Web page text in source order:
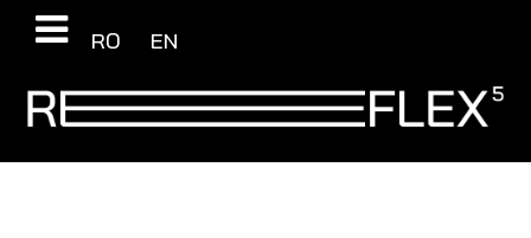
RO EN